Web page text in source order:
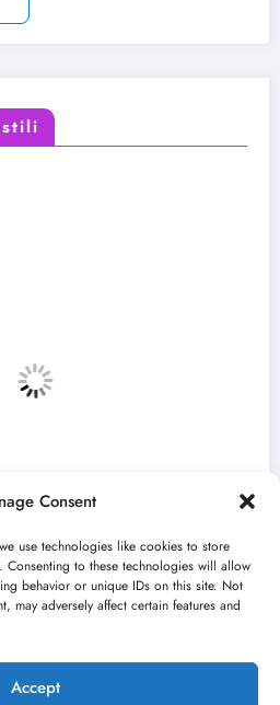
Consent
use technologies like cookies to store
to these technologies will allow
behavior or unique IDs on this site. Not
may adversely affect certain features and
Accept
„Najveći mali